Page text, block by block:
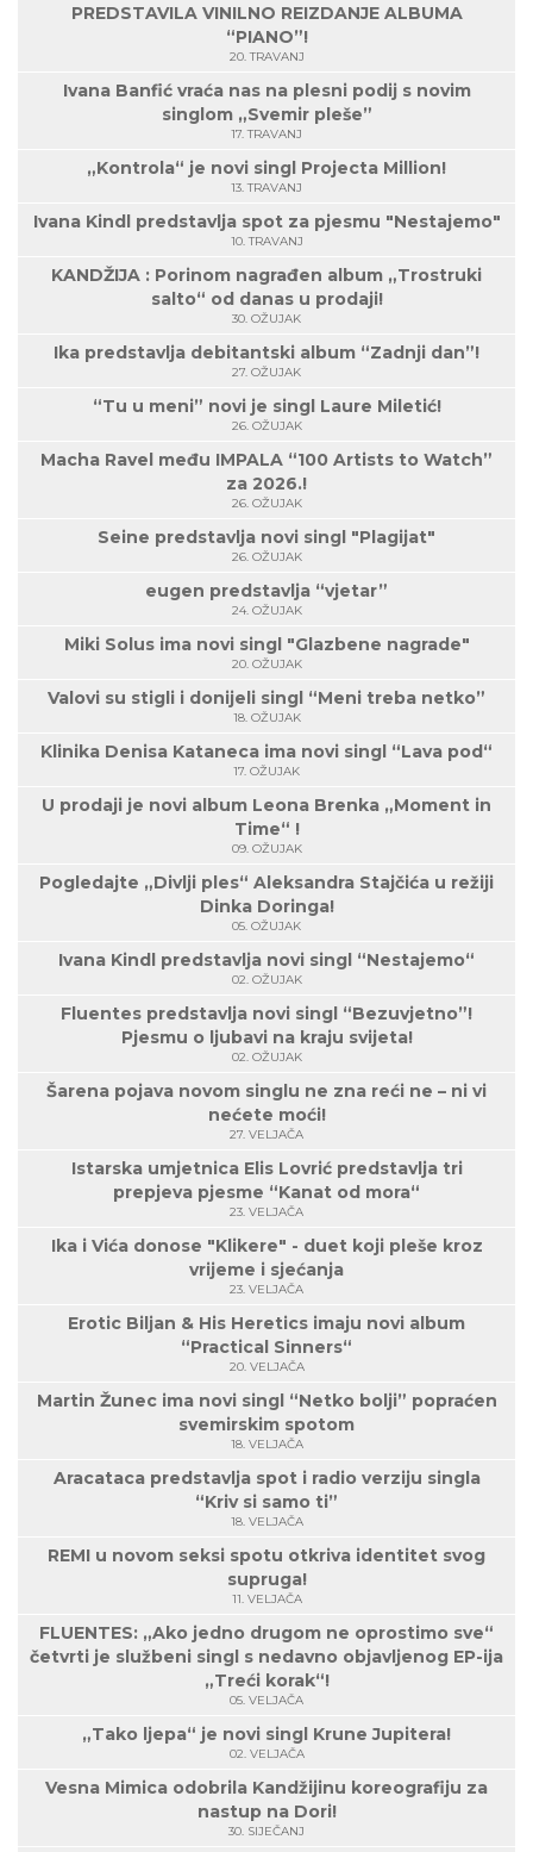
PREDSTAVILA VINILNO REIZDANJE ALBUMA
“PIANO”!
20. TRAVANJ
Ivana Banfić vraća nas na plesni podij s novim
singlom „Svemir pleše”
17. TRAVANJ
„Kontrola“ je novi singl Projecta Million!
13. TRAVANJ
Ivana Kindl predstavlja spot za pjesmu "Nestajemo"
10. TRAVANJ
KANDŽIJA : Porinom nagrađen album „Trostruki
salto“ od danas u prodaji!
30. OŽUJAK
Ika predstavlja debitantski album “Zadnji dan”!
27. OŽUJAK
“Tu u meni” novi je singl Laure Miletić!
26. OŽUJAK
Macha Ravel među IMPALA “100 Artists to Watch”
za 2026.!
26. OŽUJAK
Seine predstavlja novi singl "Plagijat"
26. OŽUJAK
eugen predstavlja “vjetar”
24. OŽUJAK
Miki Solus ima novi singl "Glazbene nagrade"
20. OŽUJAK
Valovi su stigli i donijeli singl “Meni treba netko”
18. OŽUJAK
Klinika Denisa Kataneca ima novi singl “Lava pod“
17. OŽUJAK
U prodaji je novi album Leona Brenka „Moment in
Time“ !
09. OŽUJAK
Pogledajte „Divlji ples“ Aleksandra Stajčića u režiji
Dinka Doringa!
05. OŽUJAK
Ivana Kindl predstavlja novi singl “Nestajemo“
02. OŽUJAK
Fluentes predstavlja novi singl “Bezuvjetno”!
Pjesmu o ljubavi na kraju svijeta!
02. OŽUJAK
Šarena pojava novom singlu ne zna reći ne – ni vi
nećete moći!
27. VELJAČA
Istarska umjetnica Elis Lovrić predstavlja tri
prepjeva pjesme “Kanat od mora“
23. VELJAČA
Ika i Vića donose "Klikere" - duet koji pleše kroz
vrijeme i sjećanja
23. VELJAČA
Erotic Biljan & His Heretics imaju novi album
“Practical Sinners“
20. VELJAČA
Martin Žunec ima novi singl “Netko bolji” popraćen
svemirskim spotom
18. VELJAČA
Aracataca predstavlja spot i radio verziju singla
“Kriv si samo ti”
18. VELJAČA
REMI u novom seksi spotu otkriva identitet svog
supruga!
11. VELJAČA
FLUENTES: „Ako jedno drugom ne oprostimo sve“
četvrti je službeni singl s nedavno objavljenog EP-ija
„Treći korak“!
05. VELJAČA
„Tako ljepa“ je novi singl Krune Jupitera!
02. VELJAČA
Vesna Mimica odobrila Kandžijinu koreografiju za
nastup na Dori!
30. SIJEČANJ